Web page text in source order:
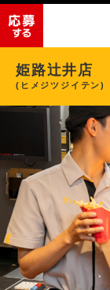
姫路辻井店
(ヒメジツジイテン)